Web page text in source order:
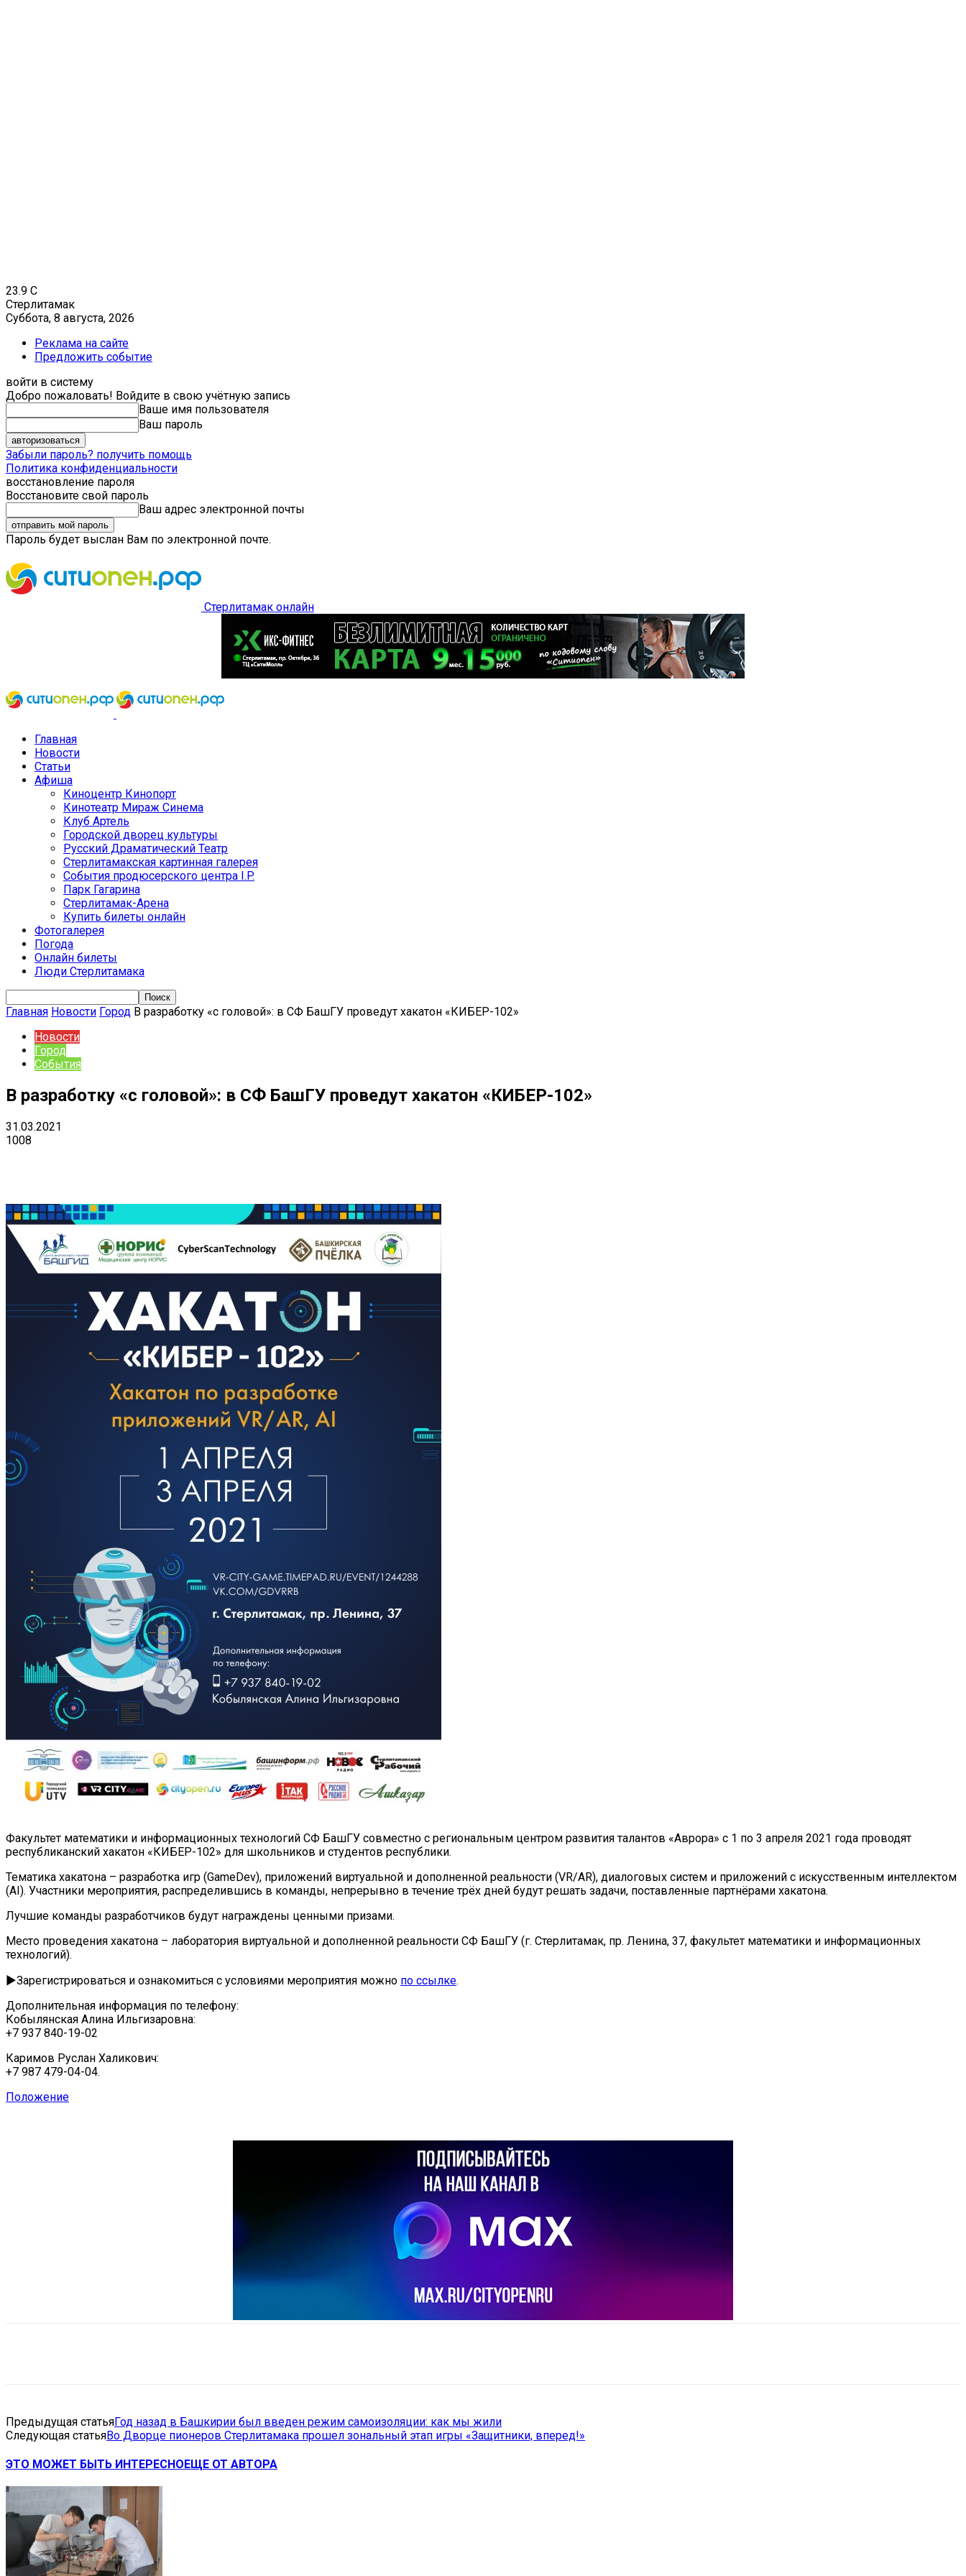
23.9 C
Стерлитамак
Суббота, 8 августа, 2026
Реклама на сайте
Предложить событие
войти в систему
Добро пожаловать! Войдите в свою учётную запись
Ваше имя пользователя
Ваш пароль
Забыли пароль? получить помощь
Политика конфиденциальности
восстановление пароля
Восстановите свой пароль
Ваш адрес электронной почты
Пароль будет выслан Вам по электронной почте.
Стерлитамак онлайн
Главная
Новости
Статьи
Афиша
Киноцентр Кинопорт
Кинотеатр Мираж Синема
Клуб Артель
Городской дворец культуры
Русский Драматический Театр
Стерлитамакская картинная галерея
События продюсерского центра I.P.
Парк Гагарина
Стерлитамак-Арена
Купить билеты онлайн
Фотогалерея
Погода
Онлайн билеты
Люди Стерлитамака
Главная Новости Город В разработку «с головой»: в СФ БашГУ проведут хакатон «КИБЕР-102»
Новости
Город
События
В разработку «с головой»: в СФ БашГУ проведут хакатон «КИБЕР-102»
31.03.2021
1008
Факультет математики и информационных технологий СФ БашГУ совместно с региональным центром развития талантов «Аврора» с 1 по 3 апреля 2021 года проводят
республиканский хакатон «КИБЕР-102» для школьников и студентов республики.
Тематика хакатона – разработка игр (GameDev), приложений виртуальной и дополненной реальности (VR/AR), диалоговых систем и приложений с искусственным интеллектом
(AI). Участники мероприятия, распределившись в команды, непрерывно в течение трёх дней будут решать задачи, поставленные партнёрами хакатона.
Лучшие команды разработчиков будут награждены ценными призами.
Место проведения хакатона – лаборатория виртуальной и дополненной реальности СФ БашГУ (г. Стерлитамак, пр. Ленина, 37, факультет математики и информационных
технологий).
▶Зарегистрироваться и ознакомиться с условиями мероприятия можно по ссылке.
Дополнительная информация по телефону:
Кобылянская Алина Ильгизаровна:
+7 937 840-19-02
Каримов Руслан Халикович:
+7 987 479-04-04.
Положение
Предыдущая статьяГод назад в Башкирии был введен режим самоизоляции: как мы жили
Следующая статьяВо Дворце пионеров Стерлитамака прошел зональный этап игры «Защитники, вперед!»
ЭТО МОЖЕТ БЫТЬ ИНТЕРЕСНОЕЩЕ ОТ АВТОРА